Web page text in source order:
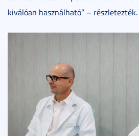
kiválóan használható” – részletezték.